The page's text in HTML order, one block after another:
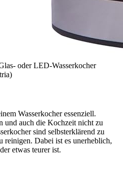
oder LED-Wasserkocher
Wasserkocher essenziell.
und auch die Kochzeit nicht zu
sind selbsterklärend zu
reinigen. Dabei ist es unerheblich,
etwas teurer ist.